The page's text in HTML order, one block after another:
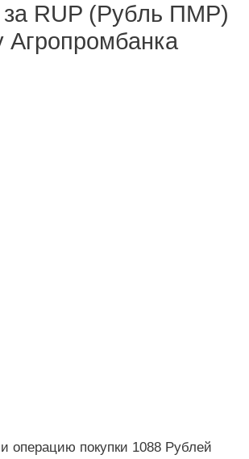
за RUP (Рубль ПМР)
Агропромбанка
операцию покупки 1088 Рублей